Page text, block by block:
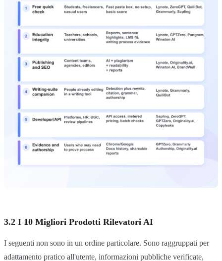
3.2 I 10 Migliori Prodotti Rilevatori AI
I seguenti non sono in un ordine particolare. Sono raggruppati per
adattamento pratico all'utente, informazioni pubbliche verificate,